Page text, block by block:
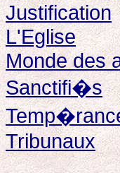
Justification
L'Eglise
Monde des
Sanctifi�s
Tribunaux